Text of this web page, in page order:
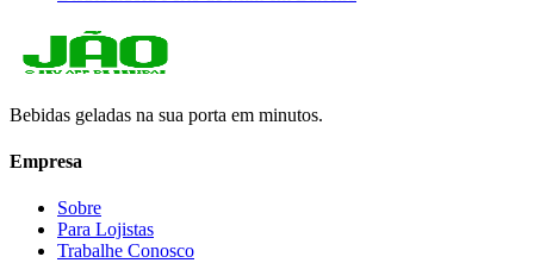
Bebidas geladas na sua porta em minutos.
Empresa
Sobre
Para Lojistas
Trabalhe Conosco